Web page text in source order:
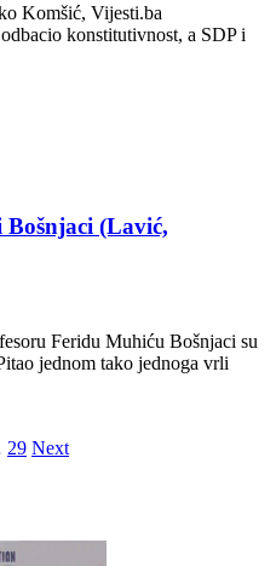
Komšić, Vijesti.ba
konstitutivnost, a SDP i
Bošnjaci (Lavić,
Feridu Muhiću Bošnjaci su
jednom tako jednoga vrli
29 Next